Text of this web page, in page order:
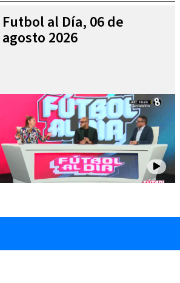
Futbol al Día, 06 de
agosto 2026